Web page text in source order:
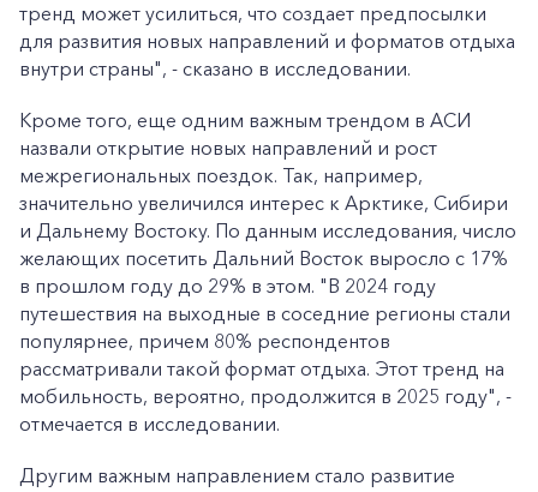
тренд может усилиться, что создает предпосылки
для развития новых направлений и форматов отдыха
внутри страны", - сказано в исследовании.
Кроме того, еще одним важным трендом в АСИ
назвали открытие новых направлений и рост
межрегиональных поездок. Так, например,
значительно увеличился интерес к Арктике, Сибири
и Дальнему Востоку. По данным исследования, число
желающих посетить Дальний Восток выросло с 17%
в прошлом году до 29% в этом. "В 2024 году
путешествия на выходные в соседние регионы стали
популярнее, причем 80% респондентов
рассматривали такой формат отдыха. Этот тренд на
мобильность, вероятно, продолжится в 2025 году", -
отмечается в исследовании.
Другим важным направлением стало развитие